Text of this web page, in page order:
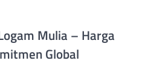
Mulia – Harga
Global